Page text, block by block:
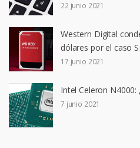
22 junio 2021
Western Digital
dólares por el caso
17 junio 2021
Intel Celeron N4000:
7 junio 2021